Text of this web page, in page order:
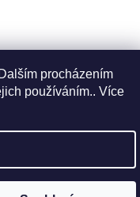
procházením
používáním.. Více